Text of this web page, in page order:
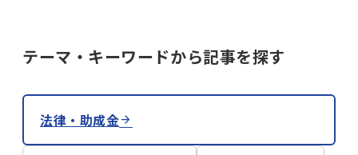
テーマ・キーワードから記事を探す
法律・助成金